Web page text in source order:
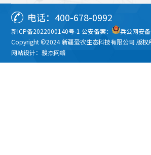
电话：400-678-0992
新ICP备2022000140号-1 公安备案：
兵公网安
Copyright ©2024 新疆爱农生态科技有限公司 版权
网站设计：骏杰网络